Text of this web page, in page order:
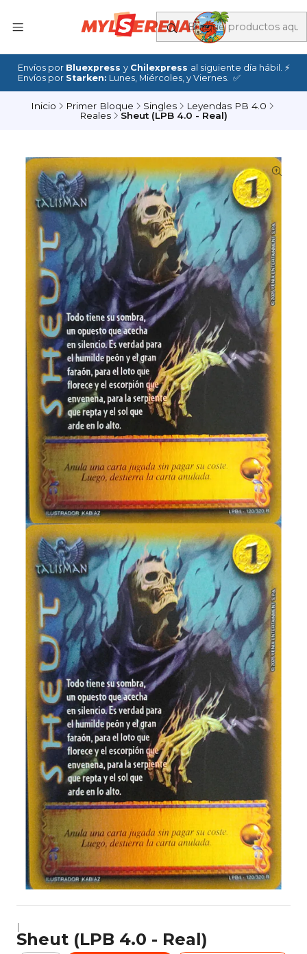
Envíos por Bluexpress y Chilexpress al siguiente día hábil. ⚡
Envíos por Starken: Lunes, Miércoles, y Viernes. ✅
Inicio Primer Bloque Singles
Leyendas PB 4.0
Reales
Sheut (LPB 4.0 - Real)
|
Sheut (LPB 4.0 - Real)